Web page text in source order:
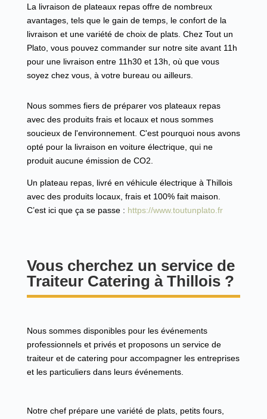
La livraison de plateaux repas offre de nombreux
avantages, tels que le gain de temps, le confort de la
livraison et une variété de choix de plats. Chez Tout un
Plato, vous pouvez commander sur notre site avant 11h
pour une livraison entre 11h30 et 13h, où que vous
soyez chez vous, à votre bureau ou ailleurs.
Nous sommes fiers de préparer vos plateaux repas
avec des produits frais et locaux et nous sommes
soucieux de l'environnement. C'est pourquoi nous avons
opté pour la livraison en voiture électrique, qui ne
produit aucune émission de CO2.
Un plateau repas, livré en véhicule électrique à Thillois
avec des produits locaux, frais et 100% fait maison.
C’est ici que ça se passe : https://www.toutunplato.fr
Vous cherchez un service de
Traiteur Catering à Thillois ?
Nous sommes disponibles pour les événements
professionnels et privés et proposons un service de
traiteur et de catering pour accompagner les entreprises
et les particuliers dans leurs événements.
Notre chef prépare une variété de plats, petits fours,